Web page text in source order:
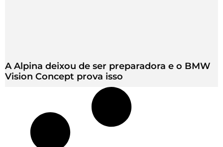
A Alpina deixou de ser preparadora e o BMW
Vision Concept prova isso